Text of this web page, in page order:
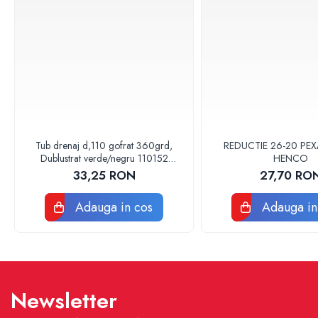
Baterii cada si dus
Seturi baterii baie
Para palarii furtune de dus
Baterii bideu
Baterii pisoar
Baterii sanitare
Accesorii
Tub drenaj d,110 gofrat 360grd,
Dublustrat verde/negru 110152
Drainkit
33,25 RON
Adauga in cos
REDUCTIE 26-20
HENCO
27,70
Adauga
Newsletter